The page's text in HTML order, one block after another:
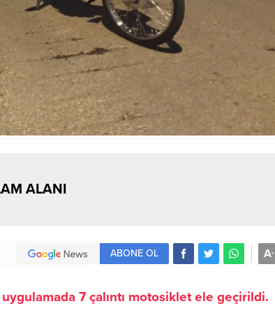
ALANI
A-
ABONE OL
7 çalıntı motosiklet ele geçirildi.